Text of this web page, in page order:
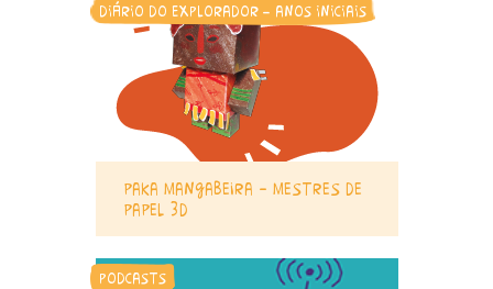
diário do explorador - anos iniciais
paka mangabeira – mestres de
papel 3d
podcasts